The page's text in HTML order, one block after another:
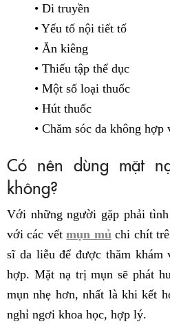
• Di truyền
• Yếu tố nội tiết tố
• Ăn kiêng
• Thiếu tập thể dục
• Một số loại thuốc
• Hút thuốc
• Chăm sóc da không hợp
Có nên dùng mặt
không?
Với những người gặp phải
với các vếtmụn mủ chi chít
sĩ da liễu để được thăm khám
hợp. Mặt nạ trị mụn sẽ phát
mụn nhẹ hơn, nhất là khi kết
nghỉ ngơi khoa học, hợp lý.